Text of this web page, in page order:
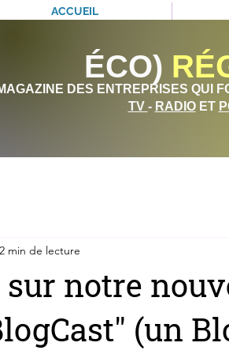
ACCUEIL
ÉCO)
DES ENTREPRISES QUI
TV - RADIOET
notre
(un
2 min de lecture